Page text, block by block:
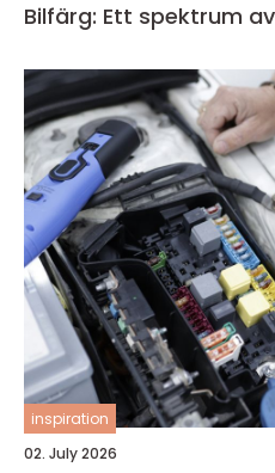
Bilfärg: Ett spektrum
inspiration
02. July 2026